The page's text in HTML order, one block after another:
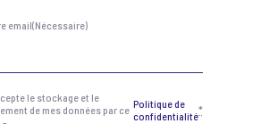
email(Nécessaire)
(Nécessaire)
le stockage et le
de mes données par ce
-
Politique de
confidentialité*